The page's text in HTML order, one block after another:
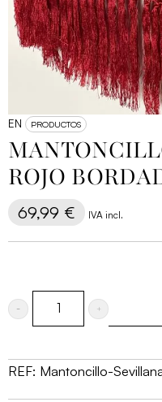
EN PRODUCTOS
ROJO
69,99 € IVA incl.
Mantoncillo
rojo
REF: Mantoncillo-